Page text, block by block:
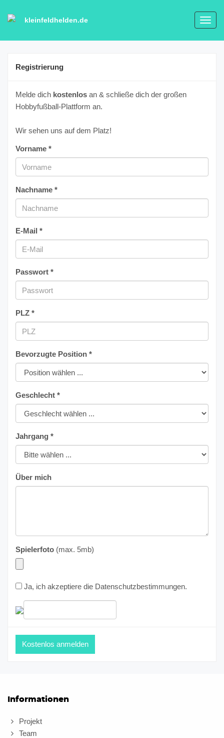
kleinfeldhelden.de
Registrierung
Melde dich kostenlos an & schließe dich der großen
Hobbyfußball-Plattform an.
Wir sehen uns auf dem Platz!
Vorname *
Nachname *
E-Mail *
Passwort *
PLZ *
Bevorzugte Position *
Geschlecht *
Jahrgang *
Über mich
Spielerfoto (max. 5mb)
Ja, ich akzeptiere die Datenschutzbestimmungen.
Informationen
Projekt
Team